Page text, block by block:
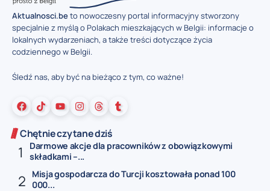
Aktualnosci.beto nowoczesny portal informacyjny stworzony
specjalnie z myślą o Polakach mieszkających w Belgii: informacje o
lokalnych wydarzeniach, a także treści dotyczące życia
codziennego w Belgii.
Śledź nas, aby być na bieżąco z tym, co ważne!
Chętnie czytane dziś
Darmowe akcje dla pracowników z obowiązkowymi
składkami –...
Misja gospodarcza do Turcji kosztowała ponad 100
000...